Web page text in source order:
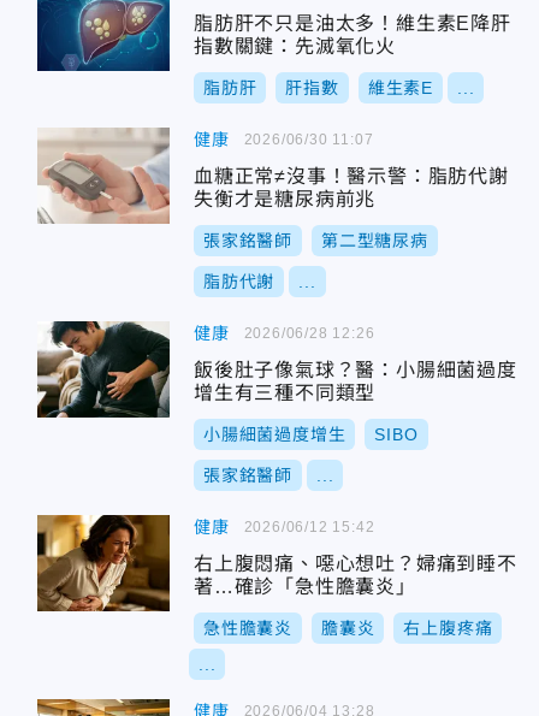
脂肪肝不只是油太多！維生素E降肝
指數關鍵：先滅氧化火
脂肪肝 肝指數 維生素E
健康
血糖正常≠沒事！醫示警：脂肪代謝
失衡才是糖尿病前兆
張家銘醫師 第二型糖尿病
脂肪代謝
2026/06/30 11:07
健康
飯後肚子像氣球？醫：小腸細菌過度
增生有三種不同類型
小腸細菌過度增生 SIBO
張家銘醫師
2026/06/28 12:26
健康
右上腹悶痛、噁心想吐？婦痛到睡不
著…確診「急性膽囊炎」
急性膽囊炎 膽囊炎 右上腹疼痛
2026/06/12 15:42
健康 2026/06/04 13:28